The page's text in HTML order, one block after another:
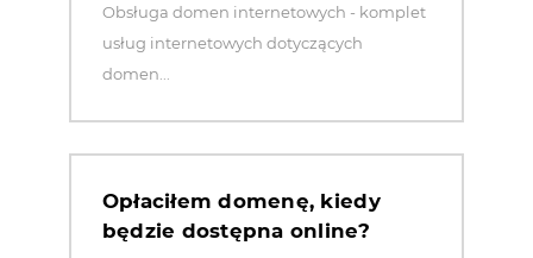
Obsługa domen internetowych - komplet
usług internetowych dotyczących
domen...
Opłaciłem domenę, kiedy
będzie dostępna online?